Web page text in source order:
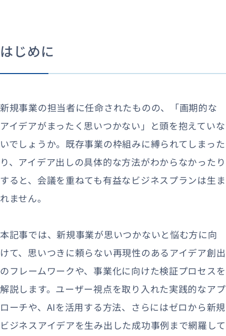
はじめに
新規事業の担当者に任命されたものの、「画期的な
アイデアがまったく思いつかない」と頭を抱えていな
いでしょうか。既存事業の枠組みに縛られてしまった
り、アイデア出しの具体的な方法がわからなかったり
すると、会議を重ねても有益なビジネスプランは生ま
れません。
本記事では、新規事業が思いつかないと悩む方に向
けて、思いつきに頼らない再現性のあるアイデア創出
のフレームワークや、事業化に向けた検証プロセスを
解説します。ユーザー視点を取り入れた実践的なアプ
ローチや、AIを活用する方法、さらにはゼロから新規
ビジネスアイデアを生み出した成功事例まで網羅して